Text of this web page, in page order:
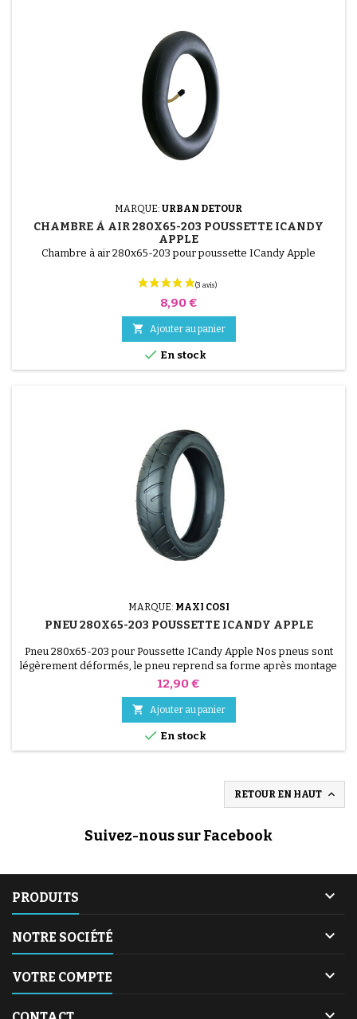
MARQUE: URBAN DETOUR
CHAMBRE À AIR 280X65-203 POUSSETTE ICANDY
APPLE
Chambre à air 280x65-203 pour poussette ICandy Apple
Prix
8,90 €
 Ajouter au panier
 En stock
MARQUE: MAXI COSI
PNEU 280X65-203 POUSSETTE ICANDY APPLE
Pneu 280x65-203 pour Poussette ICandy Apple Nos pneus sont
légèrement déformés, le pneu reprend sa forme après montage
et mise en pression.
Prix
12,90 €
 Ajouter au panier
 En stock
RETOUR EN HAUT 
Suivez-nous sur Facebook
PRODUITS 
NOTRE SOCIÉTÉ 
VOTRE COMPTE 